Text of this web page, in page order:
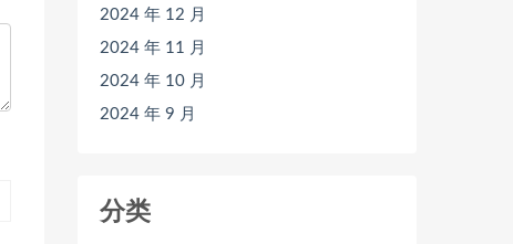
2024 年 12 月
2024 年 11 月
2024 年 10 月
2024 年 9 月
分类